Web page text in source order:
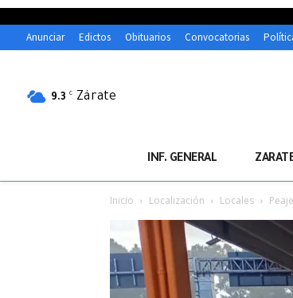
Anunciar Edictos Obituarios Convocatorias
9.3 C Zárate
INF. GENERAL
Inicio Localización Locales